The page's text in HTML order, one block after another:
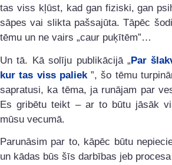
tas viss kļūst, kad gan fiziski, gan
sāpes vai slikta pašsajūta. Tāpēc
tēmu un ne vairs „caur puķītēm”…
Un tā. Kā solīju publikācijā „Par
kur tas viss paliek ”, šo tēmu
sapratusi, ka tēma, ja runājam par
Es gribētu teikt – ar to būtu jāsāk
mūsu vecumā.
Parunāsim par to, kāpēc būtu
un kādas būs šīs darbības jeb